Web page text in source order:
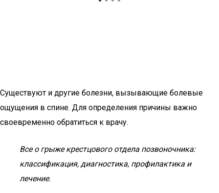
Существуют и другие болезни, вызывающие болевые
ощущения в спине. Для определения причины важно
своевременно обратиться к врачу.
Все о грыже крестцового отдела позвоночника:
классификация, диагностика, профилактика и
лечение.